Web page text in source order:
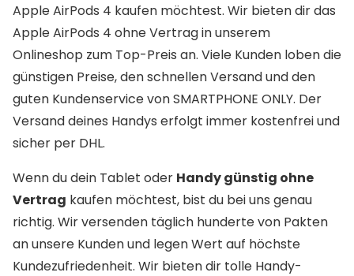
Apple AirPods 4 kaufen möchtest. Wir bieten dir das
Apple AirPods 4 ohne Vertrag in unserem
Onlineshop zum Top-Preis an. Viele Kunden loben die
günstigen Preise, den schnellen Versand und den
guten Kundenservice von SMARTPHONE ONLY. Der
Versand deines Handys erfolgt immer kostenfrei und
sicher per DHL.
Wenn du dein Tablet oder Handy günstig ohne
Vertrag kaufen möchtest, bist du bei uns genau
richtig. Wir versenden täglich hunderte von Pakten
an unsere Kunden und legen Wert auf höchste
Kundezufriedenheit. Wir bieten dir tolle Handy-